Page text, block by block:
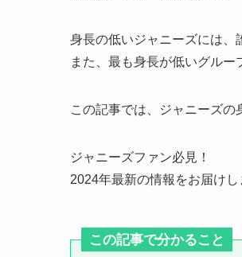
身長の低いジャニーズには、
また、最も身長が低いグルー
この記事では、ジャニーズの
ジャニーズファン必見！
2024年最新の情報をお届けし
この記事で分かること